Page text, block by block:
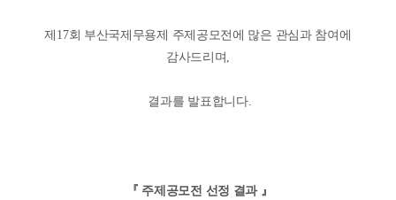
제17회 부산국제무용제 주제공모전에 많은 관심과 참여에
감사드리며,
결과를 발표합니다.
『 주제공모전 선정 결과 』